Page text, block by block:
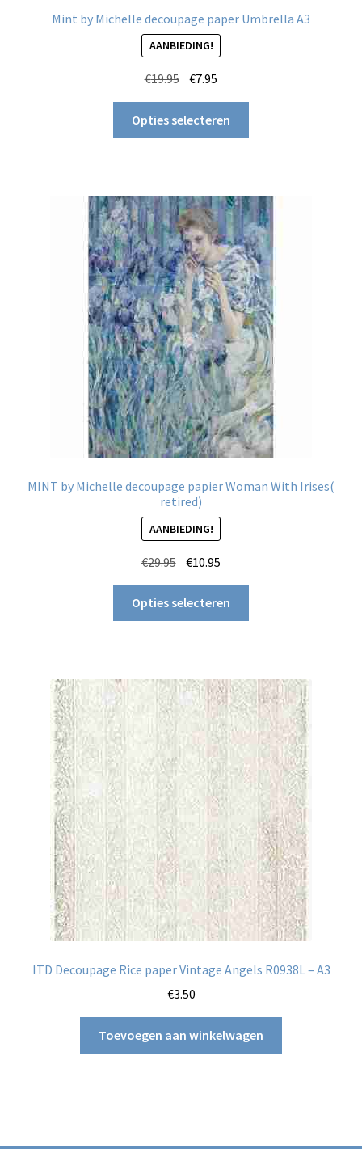
Mint by Michelle decoupage paper Umbrella A3
AANBIEDING!
€19.95 Oorspronkelijke
prijs
was:
€19.95.
€7.95
prijs
is:
€7.95.
Opties selecteren
variaties.
Deze
optie
kan
gekozen
worden
op
de
productpagina
MINT by Michelle decoupage papier Woman With Irises(
retired)
AANBIEDING!
€29.95 Oorspronkelijke
was:
€29.95.
€10.95
is:
€10.95.
Opties selecteren
Deze
optie
kan
gekozen
worden
op
productpagina
ITD Decoupage Rice paper Vintage Angels R0938L – A3
€3.50
Toevoegen aan winkelwagen